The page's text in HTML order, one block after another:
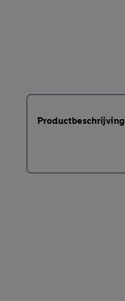
Productbeschrijving